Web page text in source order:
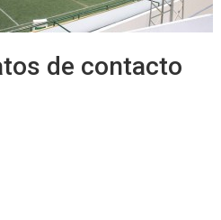
de contacto